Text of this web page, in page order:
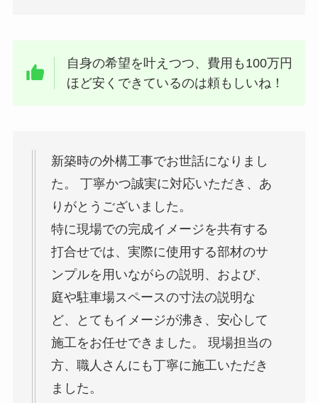
自身の希望を叶えつつ、費用も100万円
ほど安くできているのは頼もしいね！
新築時の外構工事でお世話になりまし
た。 丁寧かつ誠実に対応いただき、あ
りがとうございました。
特に現場での完成イメージを共有する
打合せでは、実際に使用する部材のサ
ンプルを用いながらの説明、および、
庭や駐車場スペースの寸法の説明な
ど、とてもイメージが沸き、安心して
施工をお任せできました。 現場担当の
方、職人さんにも丁寧に施工いただき
ました。